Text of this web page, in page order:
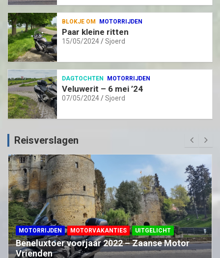
BLOKJE OM MOTORRIJDEN
Paar kleine ritten
15/05/2024 Sjoerd
DAGTOCHTEN MOTORRIJDEN
Veluwerit – 6 mei ’24
07/05/2024 Sjoerd
Reisverslagen
MOTORRIJDEN MOTORVAKANTIES UITGELICHT
Beneluxtoer voorjaar 2022 – Zaanse Motor
Vrienden